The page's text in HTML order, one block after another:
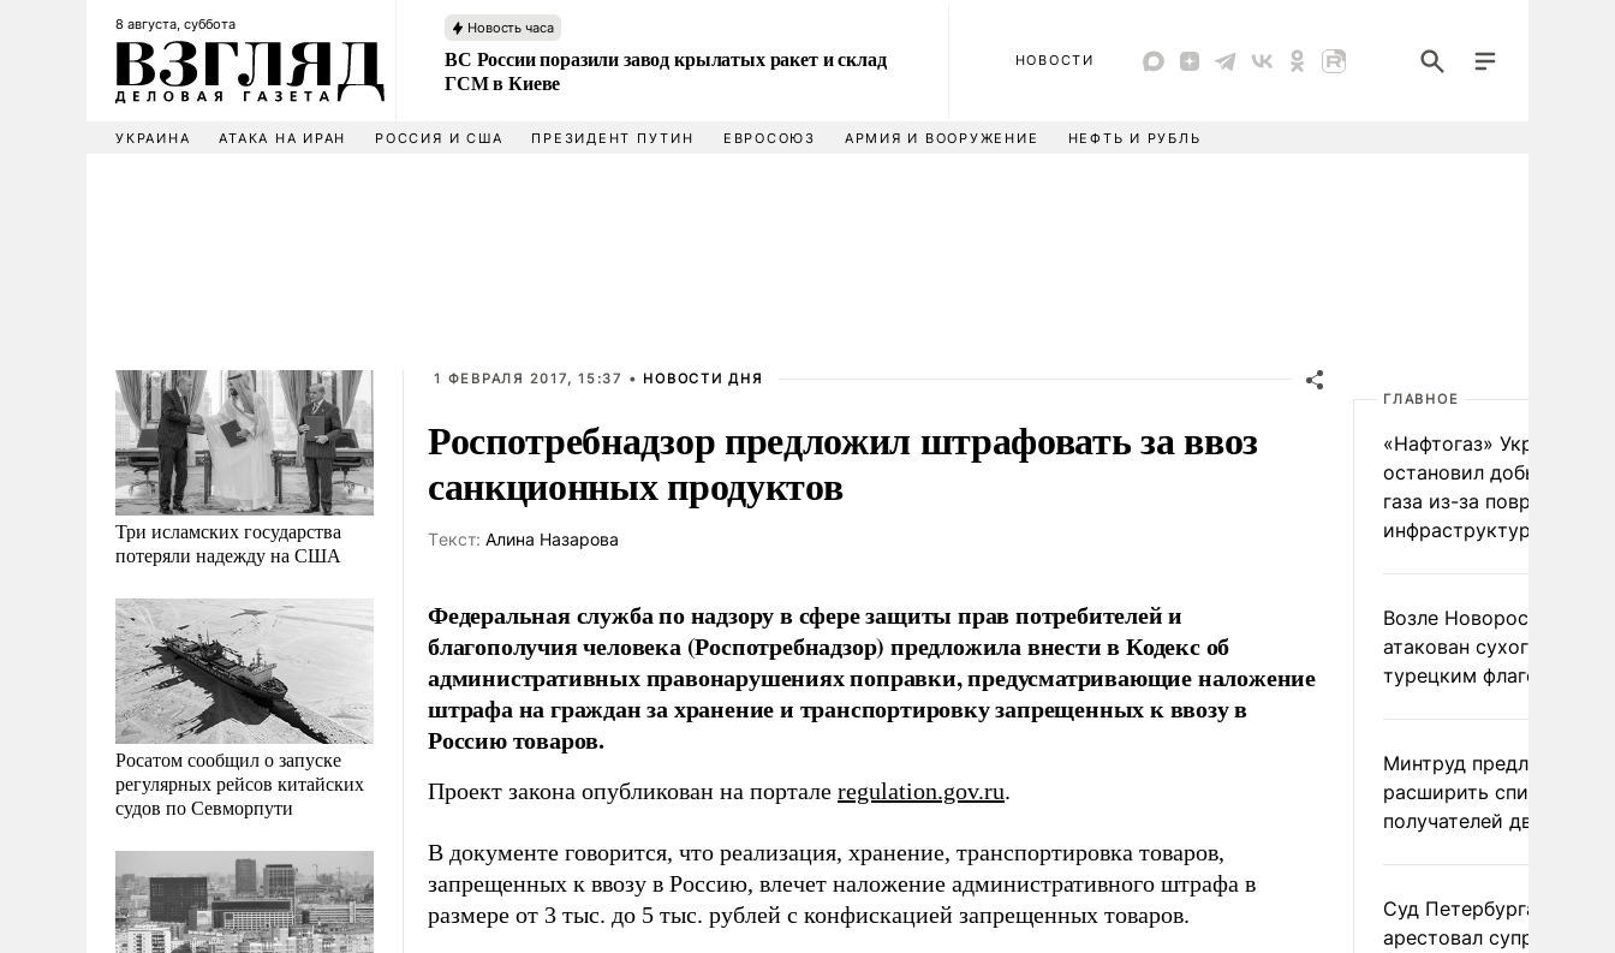
8 августа, суббота Новость часа
ВС России поразили завод крылатых ракет и склад
ГСМ в Киеве
НОВОСТИ
УКРАИНА АТАКА НА ИРАН РОССИЯ И США ПРЕЗИДЕНТ ПУТИН ЕВРОСОЮЗ АРМИЯ И ВООРУЖЕНИЕ НЕФТЬ И РУБЛЬ
Три исламских государства
потеряли надежду на США
Росатом сообщил о запуске
регулярных рейсов китайских
судов по Севморпути
1 ФЕВРАЛЯ 2017, 15:37 • НОВОСТИ ДНЯ
Роспотребнадзор предложил штрафовать за ввоз
санкционных продуктов
Tекст: Алина Назарова
Федеральная служба по надзору в сфере защиты прав потребителей и
благополучия человека (Роспотребнадзор) предложила внести в Кодекс об
административных правонарушениях поправки, предусматривающие наложение
штрафа на граждан за хранение и транспортировку запрещенных к ввозу в
Россию товаров.
Проект закона опубликован на портале regulation.gov.ru.
В документе говорится, что реализация, хранение, транспортировка товаров,
запрещенных к ввозу в Россию, влечет наложение административного штрафа в
размере от 3 тыс. до 5 тыс. рублей с конфискацией запрещенных товаров.
ГЛАВНОЕ
«Нафтогаз» Украины
остановил добычу
газа из-за повреждения
инфраструктуры
Возле Новороссийска
атакован сухогруз под
турецким флагом
Минтруд предложил
расширить список
получателей двух
Суд Петербурга заочно
арестовал супругу